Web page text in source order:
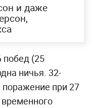
и даже
побед (25
ничья. 32-
поражение при 27